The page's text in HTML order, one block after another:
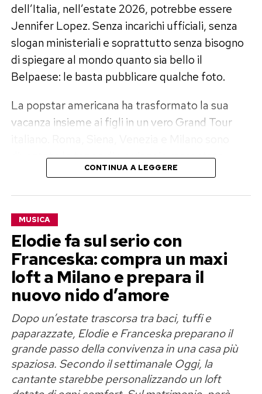
dell’Italia, nell’estate 2026, potrebbe essere
Jennifer Lopez. Senza incarichi ufficiali, senza
slogan ministeriali e soprattutto senza bisogno
di spiegare al mondo quanto sia bello il
Belpaese: le basta pubblicare qualche foto.
La popstar americana ha trasformato la sua
vacanza insieme ai figli in un vero Grand Tour
diventate le tappe di un viaggio raccontato
giorno dopo giorno sui social a una platea di circa
del Campo o un giro in gondola in una campagna
promozionale globale.
Jennifer Lopez batte la Venere di
“Open to Meraviglia”
Il confronto con la discussa campagna “Open to
Meraviglia” viene quasi spontaneo. Due estati
dopo la Venere di Botticelli trasformata in
influencer, al suo posto arriva J.Lo in carne,
ossa, cappelli a falda larga e guardaroba
CONTINUA A LEGGERE
MUSICA
Elodie fa sul serio con
Franceska: compra un maxi
loft a Milano e prepara il
nuovo nido d’amore
Dopo un’estate trascorsa tra baci, tuffi e
paparazzate, Elodie e Franceska preparano il
grande passo della convivenza in una casa più
spaziosa. Secondo il settimanale Oggi, la
cantante starebbe personalizzando un loft